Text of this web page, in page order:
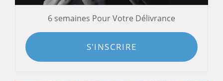
6 semaines Pour Votre Délivrance
S'INSCRIRE